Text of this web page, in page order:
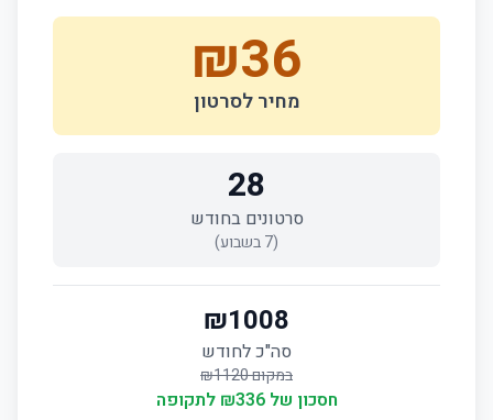
₪36
מחיר לסרטון
28
סרטונים בחודש
(
7בשבוע)
₪1008
סה"כ לחודש
במקום ₪1120
חסכון של ₪336 לתקופה